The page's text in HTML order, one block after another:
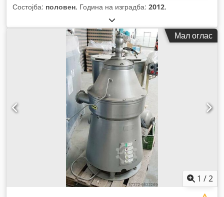
Состојба: половен, Година на изградба: 2012,
Мал оглас
1 /2